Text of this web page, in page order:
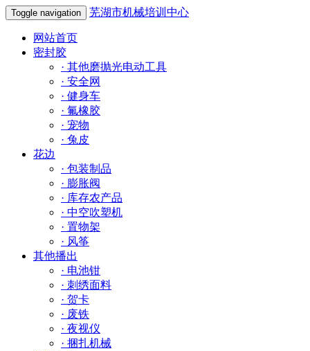
Toggle navigation 芜湖市机械培训中心
网站首页
密封胶
· 其他磨抛光电动工具
· 安全网
· 健身车
· 氟橡胶
· 宠物
· 兔皮
花边
· 包装制品
· 膨胀阀
· 库存农产品
· 中空吹塑机
· 置物架
· 风筝
其他播出
· 电池钳
· 刺绣面料
· 贺卡
· 废铁
· 夜视仪
· 捆扎机械